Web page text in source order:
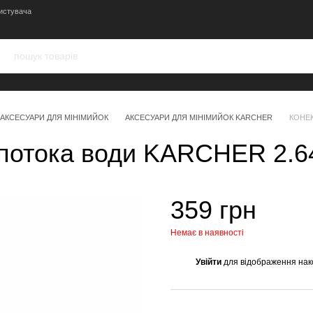
АКСЕСУАРИ ДЛЯ МІНІМИЙОК АКСЕСУАРИ ДЛЯ МІНІМИЙОК KARCHER
води KARCHER
359 грн
Немає в наявності
Увійти для відображення